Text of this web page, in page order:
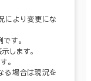
により変更にな
す。
します。
。
る場合は現況を